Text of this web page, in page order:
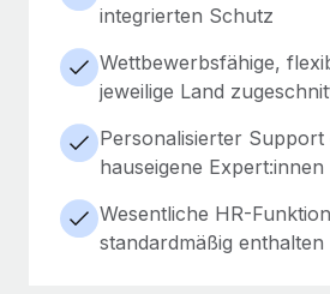
integrierten Schutz
Wettbewerbsfähige,
jeweilige Land
Personalisierter Support
hauseigene Expert:innen
Wesentliche HR-
standardmäßig enthalten